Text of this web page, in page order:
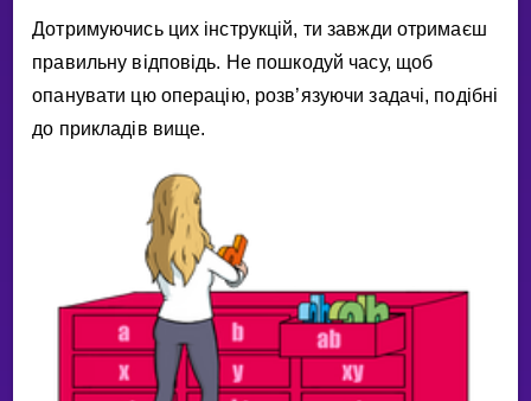
Дотримуючись цих iнструкцiй, ти завжди отримаєш
правильну вiдповiдь. Не пошкодуй часу, щоб
опанувати цю операцiю, розв’язуючи задачi, подiбнi
до прикладiв вище.